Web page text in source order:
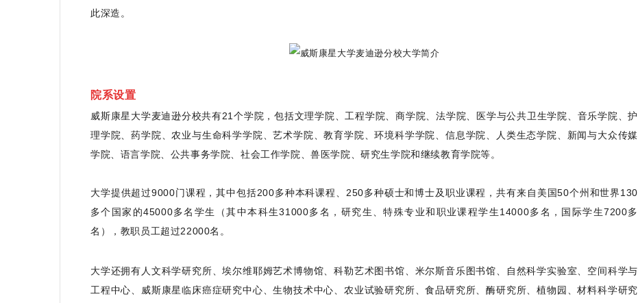
此深造。
院系设置
威斯康星大学麦迪逊分校共有21个学院，包括文理学院、工程学院、商学院、法学院、医学与公共卫生学院、音乐学院、护
理学院、药学院、农业与生命科学学院、艺术学院、教育学院、环境科学学院、信息学院、人类生态学院、新闻与大众传媒
学院、语言学院、公共事务学院、社会工作学院、兽医学院、研究生学院和继续教育学院等。
大学提供超过9000门课程，其中包括200多种本科课程、250多种硕士和博士及职业课程，共有来自美国50个州和世界130
多个国家的45000多名学生（其中本科生31000多名，研究生、特殊专业和职业课程学生14000多名，国际学生7200多
名），教职员工超过22000名。
大学还拥有人文科学研究所、埃尔维耶姆艺术博物馆、科勒艺术图书馆、米尔斯音乐图书馆、自然科学实验室、空间科学与
工程中心、威斯康星临床癌症研究中心、生物技术中心、农业试验研究所、食品研究所、酶研究所、植物园、材料科学研究